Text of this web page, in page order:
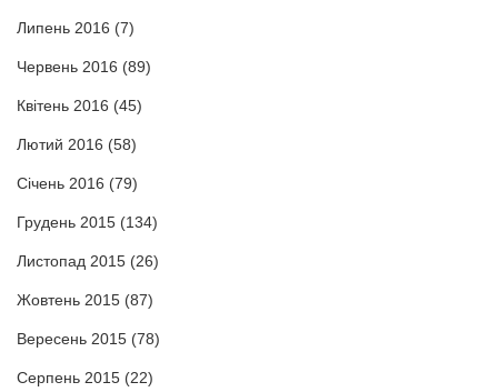
Липень 2016 (7)
Червень 2016 (89)
Квітень 2016 (45)
Лютий 2016 (58)
Січень 2016 (79)
Грудень 2015 (134)
Листопад 2015 (26)
Жовтень 2015 (87)
Вересень 2015 (78)
Серпень 2015 (22)